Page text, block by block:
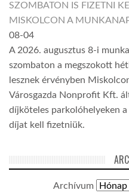
SZOMBATON IS FIZETNI
MISKOLCON A
08-04
A 2026. augusztus 8-i
szombaton a megszokott
lesznek érvényben
Városgazda Nonprofit Kft.
díjköteles parkolóhelyeken
díjat kell fizetniük.
Archívum